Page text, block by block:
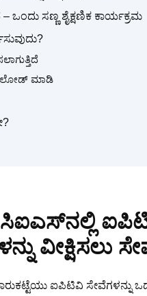
ಒಂದು ಸಣ್ಣ ಶೈಕ್ಷಣಿಕ ಕಾರ್ಯಕ್ರಮ
ಮಾಡಿ
ಸಿಐಎಸ್‌ನಲ್ಲಿ
ವೀಕ್ಷಿಸಲು
ಐಪಿಟಿವಿ ಸೇವೆಗಳನ್ನು